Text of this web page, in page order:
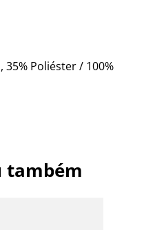
35% Poliéster / 100%
também